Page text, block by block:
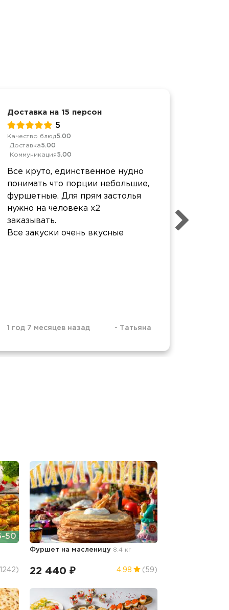
Доставка на 15 персон
5
Качество блюд5.00
Доставка5.00
Коммуникация5.00
Все круто, единственное нудно
понимать что порции небольшие,
фуршетные. Для прям застолья
нужно на человека х2
заказывать.
Все закуски очень вкусные
1 год 7 месяцев назад - Татьяна
50
Фуршет на масленицу 8.4 кг
22 440 ₽ 4.98 (59)